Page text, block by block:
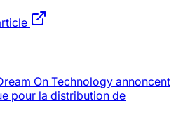
On Technology annoncent
pour la distribution de